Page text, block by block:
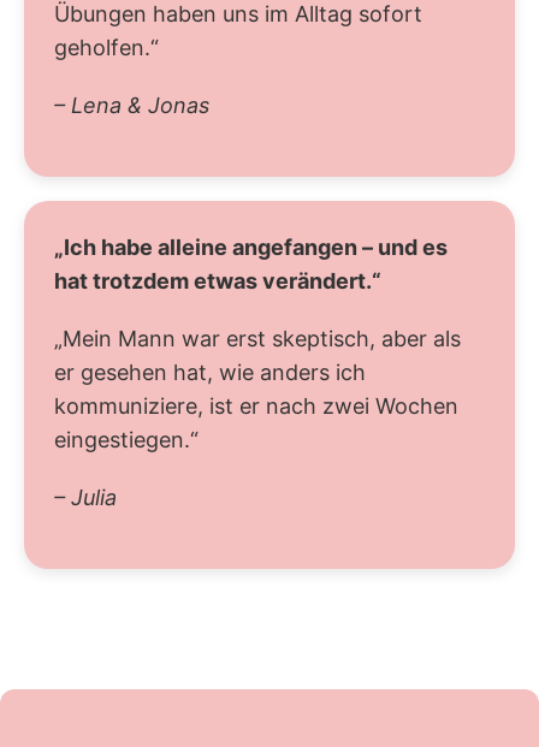
Übungen haben uns im Alltag sofort
geholfen.“
– Lena & Jonas
„Ich habe alleine angefangen – und es
hat trotzdem etwas verändert.“
„Mein Mann war erst skeptisch, aber als
er gesehen hat, wie anders ich
kommuniziere, ist er nach zwei Wochen
eingestiegen.“
– Julia